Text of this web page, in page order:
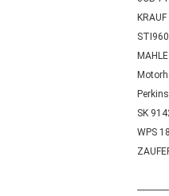
KRAUF
MAHLE
Perkins
SK
WPS